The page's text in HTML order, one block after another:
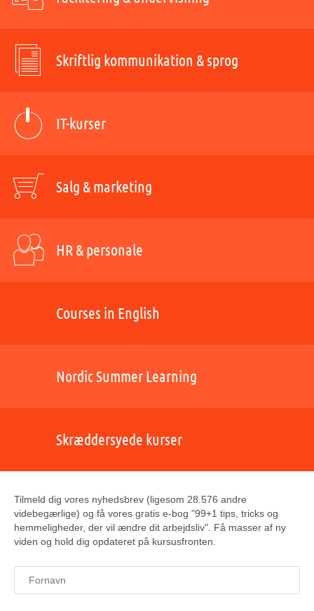
Skriftlig kommunikation & sprog
IT-kurser
Salg & marketing
HR & personale
Courses in English
Nordic Summer Learning
Skræddersyede kurser
Tilmeld dig vores nyhedsbrev (ligesom 28.576 andre
videbegærlige) og få vores gratis e-bog "99+1 tips, tricks og
hemmeligheder, der vil ændre dit arbejdsliv". Få masser af ny
viden og hold dig opdateret på kursusfronten.